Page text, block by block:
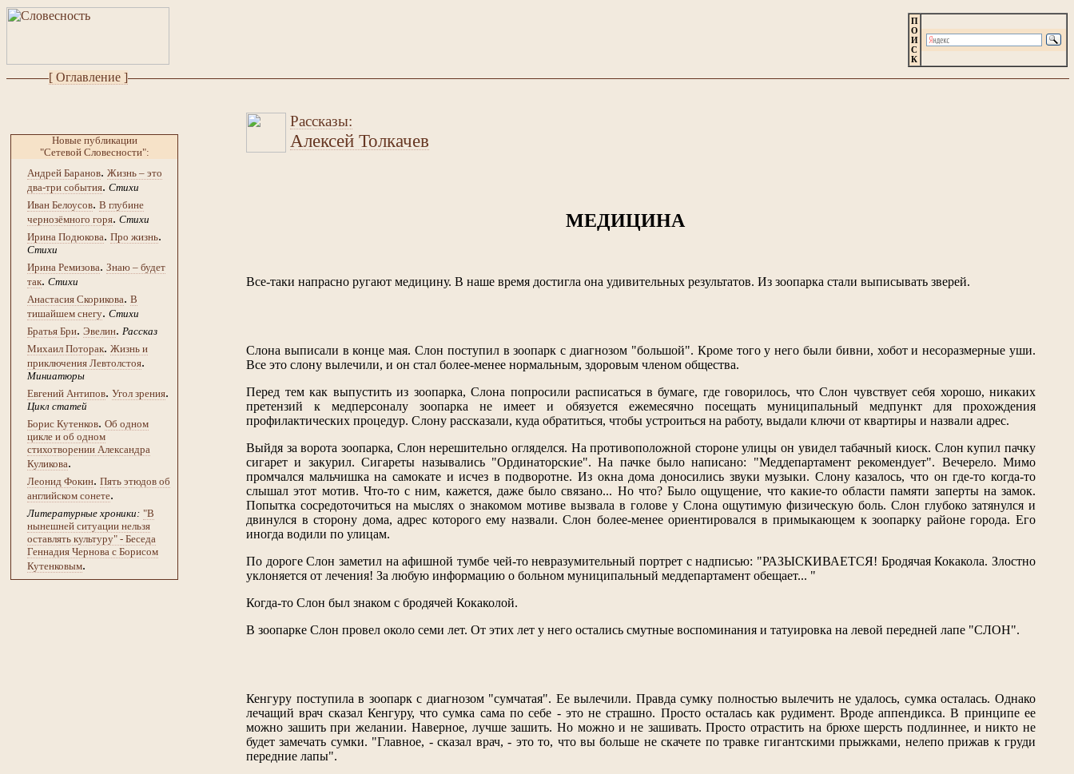
[ Оглавление ]
Новые публикации
"Сетевой Словесности":
Андрей Баранов. Жизнь – это
два-три события. Стихи
Иван Белоусов. В глубине
чернозёмного горя. Стихи
Ирина Подюкова. Про жизнь.
Стихи
Ирина Ремизова. Знаю – будет
так. Стихи
Анастасия Скорикова. В
тишайшем снегу. Стихи
Братья Бри. Эвелин. Рассказ
Михаил Поторак. Жизнь и
приключения Левтолстоя.
Миниатюры
Евгений Антипов. Угол зрения.
Цикл статей
Борис Кутенков. Об одном
цикле и об одном
стихотворении Александра
Куликова.
Леонид Фокин. Пять этюдов об
английском сонете.
Литературные хроники: "В
нынешней ситуации нельзя
оставлять культуру" - Беседа
Геннадия Чернова с Борисом
Кутенковым.
П
О
И
С
К
Рассказы:
Алексей Толкачев
МЕДИЦИНА
Все-таки напрасно ругают медицину. В наше время достигла она удивительных результатов. Из зоопарка стали выписывать зверей.
Слона выписали в конце мая. Слон поступил в зоопарк с диагнозом "большой". Кроме того у него были бивни, хобот и несоразмерные уши.
Все это слону вылечили, и он стал более-менее нормальным, здоровым членом общества.
Перед тем как выпустить из зоопарка, Слона попросили расписаться в бумаге, где говорилось, что Слон чувствует себя хорошо, никаких
претензий к медперсоналу зоопарка не имеет и обязуется ежемесячно посещать муниципальный медпункт для прохождения
профилактических процедур. Слону рассказали, куда обратиться, чтобы устроиться на работу, выдали ключи от квартиры и назвали адрес.
Выйдя за ворота зоопарка, Слон нерешительно огляделся. На противоположной стороне улицы он увидел табачный киоск. Слон купил пачку
сигарет и закурил. Сигареты назывались "Ординаторские". На пачке было написано: "Меддепартамент рекомендует". Вечерело. Мимо
промчался мальчишка на самокате и исчез в подворотне. Из окна дома доносились звуки музыки. Слону казалось, что он где-то когда-то
слышал этот мотив. Что-то с ним, кажется, даже было связано... Но что? Было ощущение, что какие-то области памяти заперты на замок.
Попытка сосредоточиться на мыслях о знакомом мотиве вызвала в голове у Слона ощутимую физическую боль. Слон глубоко затянулся и
двинулся в сторону дома, адрес которого ему назвали. Слон более-менее ориентировался в примыкающем к зоопарку районе города. Его
иногда водили по улицам.
По дороге Слон заметил на афишной тумбе чей-то невразумительный портрет с надписью: "РАЗЫСКИВАЕТСЯ! Бродячая Кокакола. Злостно
уклоняется от лечения! За любую информацию о больном муниципальный меддепартамент обещает... "
Когда-то Слон был знаком с бродячей Кокаколой.
В зоопарке Слон провел около семи лет. От этих лет у него остались смутные воспоминания и татуировка на левой передней лапе "СЛОН".
Кенгуру поступила в зоопарк с диагнозом "сумчатая". Ее вылечили. Правда сумку полностью вылечить не удалось, сумка осталась. Однако
лечащий врач сказал Кенгуру, что сумка сама по себе - это не страшно. Просто осталась как рудимент. Вроде аппендикса. В принципе ее
можно зашить при желании. Наверное, лучше зашить. Но можно и не зашивать. Просто отрастить на брюхе шерсть подлиннее, и никто не
будет замечать сумки. "Главное, - сказал врач, - это то, что вы больше не скачете по травке гигантскими прыжками, нелепо прижав к груди
передние лапы".